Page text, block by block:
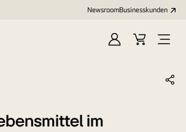
NewsroomBusinesskunden
AnmeldenWarenkorb
Menü
im